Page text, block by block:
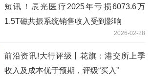
短讯！辰光医疗2025年亏损6073.6万
1.5T磁共振系统销售收入受到影响
2026-02-28
前沿资讯!大行评级丨花旗：港交所上季
收入及成本优于预期，评级“买入”